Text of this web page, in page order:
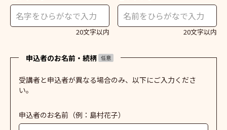
20文字以内 20文字以内
申込者のお名前・続柄 任意
受講者と申込者が異なる場合のみ、以下にご入力くださ
い。
申込者のお名前 （例：島村花子）